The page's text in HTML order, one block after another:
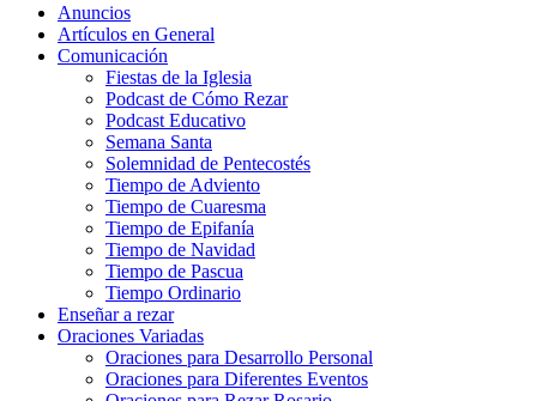
Anuncios
Artículos en General
Comunicación
Fiestas de la Iglesia
Podcast de Cómo Rezar
Podcast Educativo
Semana Santa
Solemnidad de Pentecostés
Tiempo de Adviento
Tiempo de Cuaresma
Tiempo de Epifanía
Tiempo de Navidad
Tiempo de Pascua
Tiempo Ordinario
Enseñar a rezar
Oraciones Variadas
Oraciones para Desarrollo Personal
Oraciones para Diferentes Eventos